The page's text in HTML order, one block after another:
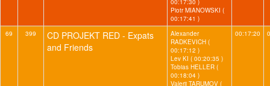
00:17:30 )
Piotr MIANOWSKI (
00:17:41 )
69 399
CD PROJEKT RED - Expats
and Friends
Alexander
RADKEVICH (
00:17:12 )
Lev KI ( 00:20:35 )
Tobias HELLER (
00:18:04 )
Valerii TARUMOV (
00:17:20